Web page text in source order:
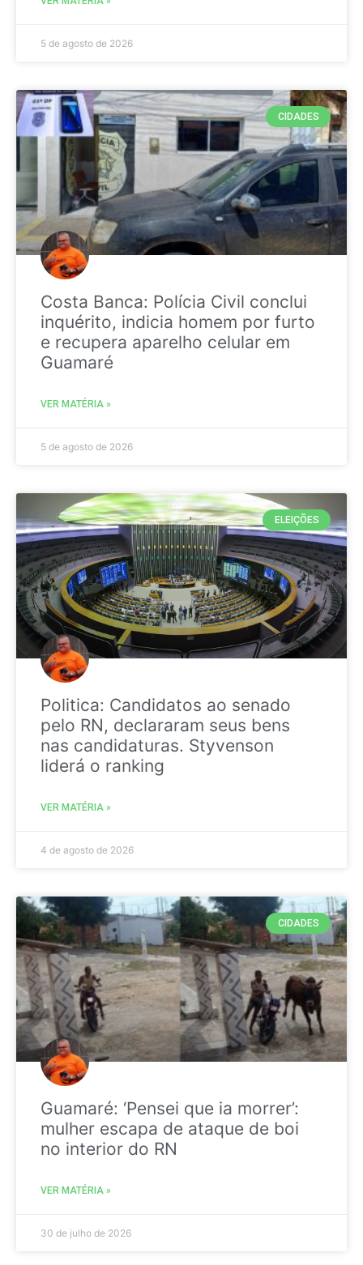
5 de agosto de 2026
CIDADES
Costa Banca: Polícia Civil conclui
inquérito, indicia homem por furto
e recupera aparelho celular em
Guamaré
VER MATÉRIA »
5 de agosto de 2026
ELEIÇÕES
Politica: Candidatos ao senado
pelo RN, declararam seus bens
nas candidaturas. Styvenson
liderá o ranking
VER MATÉRIA »
4 de agosto de 2026
CIDADES
Guamaré: ‘Pensei que ia morrer’:
mulher escapa de ataque de boi
no interior do RN
VER MATÉRIA »
30 de julho de 2026